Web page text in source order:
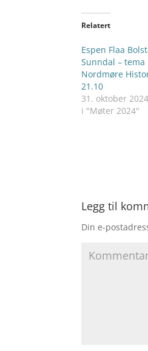
Relatert
Espen Flaa
Sunndal –
Nordmøre
21.10
31. oktober 2024
i "Møter 2024"
Legg til
Din e-